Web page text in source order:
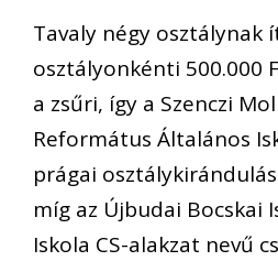
Tavaly négy osztálynak
osztályonkénti 500.000
a zsűri, így a Szenczi
Református Általános
prágai
míg az Újbudai Bocskai
Iskola CS-alakzat nevű